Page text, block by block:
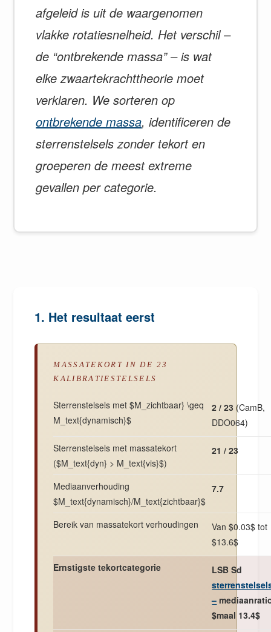
afgeleid is uit de waargenomen
vlakke rotatiesnelheid. Het verschil –
de “ontbrekende massa” – is wat
elke zwaartekrachttheorie moet
verklaren. We sorteren op
ontbrekende massa, identificeren de
sterrenstelsels zonder tekort en
groeperen de meest extreme
gevallen per categorie.
1. Het resultaat eerst
MASSATEKORT IN DE 23
KALIBRATIESTELSELS
Sterrenstelsels met $M_zichtbaar} \geq
M_text{dynamisch}$
2 / 23 (CamB,
DDO064)
Sterrenstelsels met massatekort
($M_text{dyn} > M_text{vis}$)
21 / 23
Mediaanverhouding
$M_text{dynamisch}/M_text{zichtbaar}$
7.7
Bereik van massatekort verhoudingen
Van $0.03$ tot
$13.6$
Ernstigste tekortcategorie
LSB Sd
–
$maal 13.4$